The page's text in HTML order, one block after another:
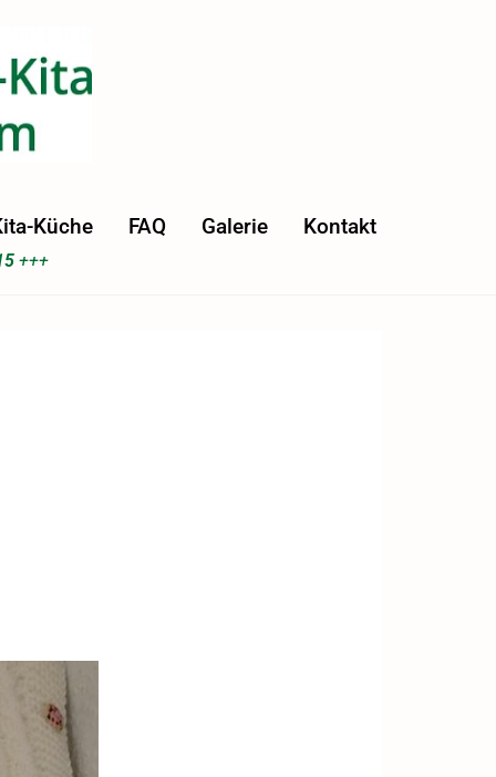
Küche FAQ Galerie Kontakt
+++